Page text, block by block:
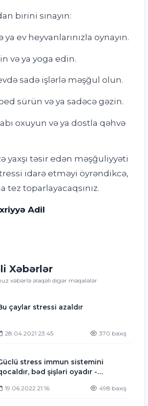
birini sınayın:
ya ev heyvanlarınızla oynayın.
və ya yoga edin.
sadə işlərlə məşğul olun.
sürün və ya sadəcə gəzin.
oxuyun və ya dostla qəhvə
yaxşı təsir edən məşğuliyyəti
idarə etməyi öyrəndikcə,
tez toparlayacaqsınız.
Adil
Xəbərlər
xəbərlə əlaqəli digər məqalələr
çaylar stressi azaldır
28.04.2021 23:45 370 baxış
stress immun sistemini
bəd şişləri oyadır -
19.06.2022 21:16 498 baxış